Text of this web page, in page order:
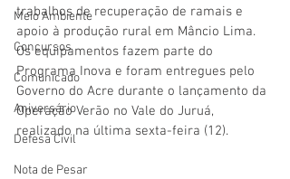
Meio Ambiente
Concursos
Comunicado
Aniversário
Defesa Civil
Nota de Pesar
trabalhos de recuperação de ramais e
apoio à produção rural em Mâncio Lima.
Os equipamentos fazem parte do
Programa Inova e foram entregues pelo
Governo do Acre durante o lançamento da
Operação Verão no Vale do Juruá,
realizado na última sexta-feira (12).